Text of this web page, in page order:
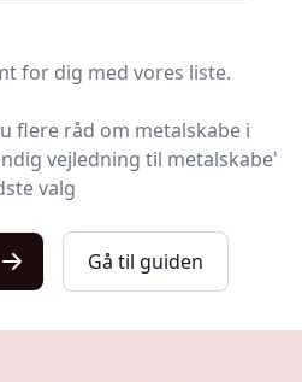
kvalitet, et prisvenligt valg,
levering på metalskab,
for dig med vores liste.
flere råd om metalskabe i
vejledning til metalskabe'
valg
Gå til guiden